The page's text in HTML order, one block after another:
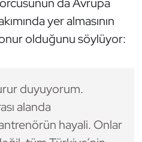
yer almasının
olduğunu söylüyor:
duyuyorum.
alanda
hayali. Onlar